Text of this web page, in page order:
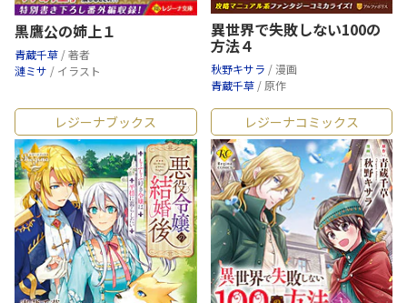
黒鷹公の姉上１
青蔵千草 / 著者
漣ミサ / イラスト
異世界で失敗しない100の
方法４
秋野キサラ / 漫画
青蔵千草 / 原作
レジーナブックス レジーナコミックス